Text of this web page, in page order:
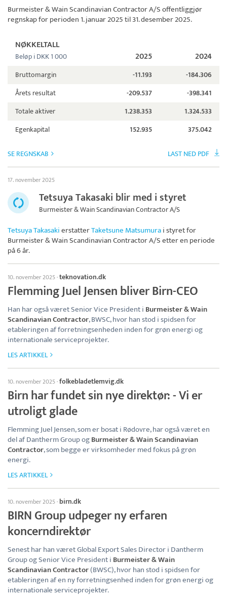
Burmeister & Wain Scandinavian Contractor A/Soffentliggjør
regnskap for perioden 1. januar 2025 til 31. desember 2025.
NØKKELTALL
Beløp i DKK 1 000 2025 2024
Bruttomargin -11.193
-184.306
Årets resultat
-209.537
-398.341
Totale aktiver
1.238.353
1.324.533
Egenkapital
152.935 375.042
SE REGNSKAB LAST NED PDF
17. november 2025
Tetsuya Takasaki blir med i styret
Burmeister & Wain Scandinavian Contractor A/S
Tetsuya TakasakierstatterTaketsune Matsumurai styret for
Burmeister & Wain Scandinavian Contractor A/Setter en periode
på 6 år.
10. november 2025·teknovation.dk
Flemming Juel Jensen bliver Birn-CEO
Han har også været Senior Vice President i Burmeister & Wain
Scandinavian Contractor, BWSC, hvor han stod i spidsen for
etableringen af forretningsenheden inden for grøn energi og
internationale serviceprojekter.
LES ARTIKKEL
10. november 2025·folkebladetlemvig.dk
Birn har fundet sin nye direktør: - Vi er
utroligt glade
Flemming Juel Jensen, som er bosat i Rødovre, har også været en
del af Dantherm Group ogBurmeister & Wain Scandinavian
Contractor, som begge er virksomheder med fokus på grøn
energi.
LES ARTIKKEL
10. november 2025· birn.dk
BIRN Group udpeger ny erfaren
koncerndirektør
Senest har han været Global Export Sales Director i Dantherm
Group og Senior Vice President i Burmeister & Wain
Scandinavian Contractor(BWSC), hvor han stod i spidsen for
etableringen af en ny forretningsenhed inden for grøn energi og
internationale serviceprojekter.